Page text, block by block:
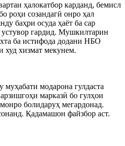
ҳалокатбор карданд, бемисл
роҳи созандагӣ онро ҳал
баҳри осуда ҳаёт ба сар
гардид. Мушкилтарин
ба истифода додани НБО
худ хизмат мекунем.
модарона гулдаста
марказӣ бо гулҳои
болидаруҳ мегардонад.
Қадамашон файзбор аст.